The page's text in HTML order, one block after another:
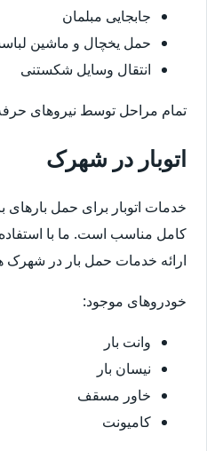
جابجایی مبلمان
حمل یخچال و ماشین
انتقال وسایل شکستنی
تمام مراحل توسط نیروهای
اتوبار در شهرک
خدمات اتوبار برای حمل
کامل مناسب است. ما با استفاده
ارائه خدمات حمل بار در شهرک
خودروهای موجود:
وانت بار
نیسان بار
خاور مسقف
کامیونت